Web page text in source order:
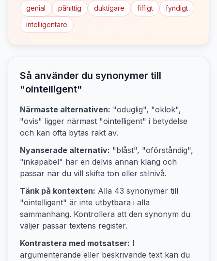
genial påhittig duktigare fiffigt
fyndigt
intelligentare
Så använder du synonymer till
"ointelligent"
Närmaste alternativen: "oduglig", "oklok",
"ovis" ligger närmast "ointelligent" i betydelse
och kan ofta bytas rakt av.
Nyanserade alternativ: "blåst", "oförståndig",
"inkapabel" har en delvis annan klang och
passar när du vill skifta ton eller stilnivå.
Tänk på kontexten: Alla 43 synonymer till
"ointelligent" är inte utbytbara i alla
sammanhang. Kontrollera att den synonym du
väljer passar textens register.
Kontrastera med motsatser: I
argumenterande eller beskrivande text kan du